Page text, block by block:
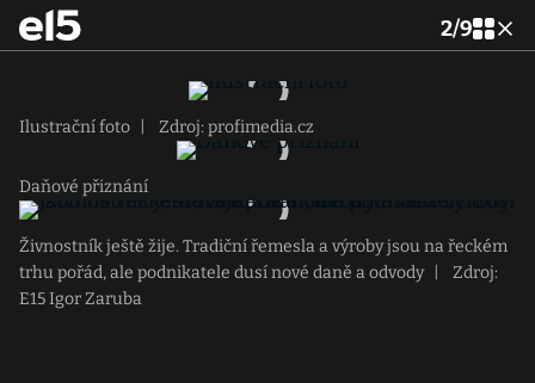
2/9
Ilustrační foto Zdroj: profimedia.cz
Daňové přiznání
Živnostník ještě žije. Tradiční řemesla a výroby jsou na řeckém
trhu pořád, ale podnikatele dusí nové daně a odvody
Zdroj:
E15 Igor Zaruba